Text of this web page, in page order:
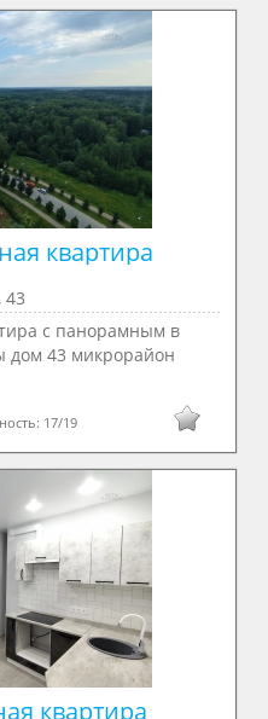
квартира
43
с панорамным в
дом 43 микрорайон
17/19
квартира